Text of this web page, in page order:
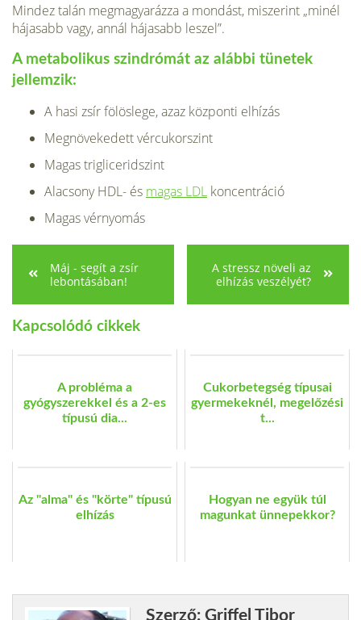
Mindez talán megmagyarázza a mondást, miszerint „minél
hájasabb vagy, annál hájasabb leszel”.
A metabolikus szindrómát az alábbi tünetek
jellemzik:
A hasi zsír fölöslege, azaz központi elhízás
Megnövekedett vércukorszint
Magas trigliceridszint
Alacsony HDL- és magas LDL koncentráció
Magas vérnyomás
Máj - segít a zsír
lebontásában!
A stressz növeli az
elhízás veszélyét?
Kapcsolódó cikkek
A probléma a
gyógyszerekkel és a 2-es
típusú dia...
Cukorbetegség típusai
gyermekeknél, megelőzési
t...
Az "alma" és "körte" típusú
elhízás
Hogyan ne együk túl
magunkat ünnepekkor?
Szerző: Griffel Tibor